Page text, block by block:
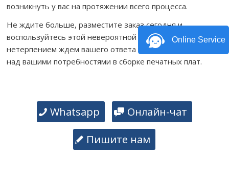
возникнуть у вас на протяжении всего процесса.
Не ждите больше, разместите заказ сегодня и
воспользуйтесь этой невероятной скидкой. Мы с
нетерпением ждем вашего ответа и совместной работы
над вашими потребностями в сборке печатных плат.
Whatsapp
Онлайн-чат
Пишите нам
Online Service